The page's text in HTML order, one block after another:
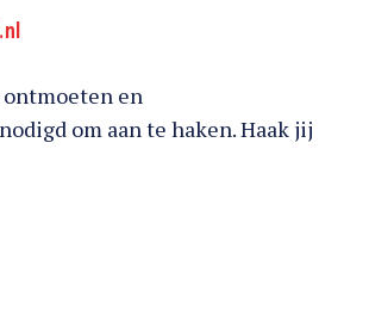
en
om aan te haken. Haak jij